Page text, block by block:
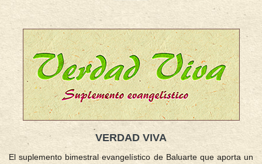
VERDAD VIVA
El suplemento bimestral evangelístico de Baluarte que aporta un